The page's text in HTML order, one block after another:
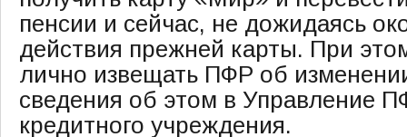
пенсии и сейчас, не дожидаясь
действия прежней карты. При
лично извещать ПФР об
сведения об этом в Управление
кредитного учреждения.